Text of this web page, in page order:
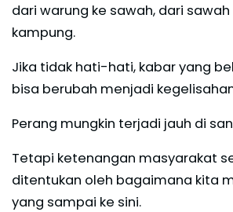
dari warung ke sawah, dari sawah
kampung.
Jika tidak hati-hati, kabar yang
bisa berubah menjadi
Perang mungkin terjadi jauh di
Tetapi ketenangan masyarakat
ditentukan oleh bagaimana kita
yang sampai ke sini.